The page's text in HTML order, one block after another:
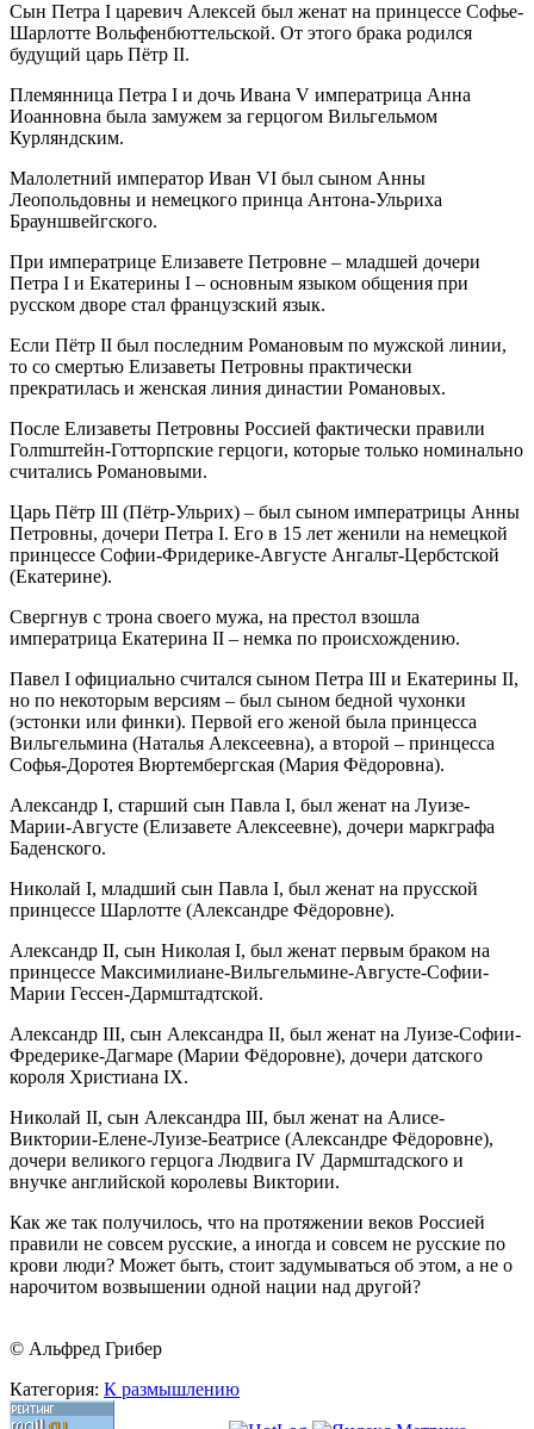
Сын Петра I царевич Алексей был женат на принцессе Софье-
Шарлотте Вольфенбюттельской. От этого брака родился
будущий царь Пётр II.
Племянница Петра I и дочь Ивана V императрица Анна
Иоанновна была замужем за герцогом Вильгельмом
Курляндским.
Малолетний император Иван VI был сыном Анны
Леопольдовны и немецкого принца Антона-Ульриха
Брауншвейгского.
При императрице Елизавете Петровне – младшей дочери
Петра I и Екатерины I – основным языком общения при
русском дворе стал французский язык.
Если Пётр II был последним Романовым по мужской линии,
то со смертью Елизаветы Петровны практически
прекратилась и женская линия династии Романовых.
После Елизаветы Петровны Россией фактически правили
Голmштейн-Готторпские герцоги, которые только номинально
считались Романовыми.
Царь Пётр III (Пётр-Ульрих) – был сыном императрицы Анны
Петровны, дочери Петра I. Его в 15 лет женили на немецкой
принцессе Софии-Фридерике-Августе Ангальт-Цербстской
(Екатерине).
Свергнув с трона своего мужа, на престол взошла
императрица Екатерина II – немка по происхождению.
Павел I официально считался сыном Петра III и Екатерины II,
но по некоторым версиям – был сыном бедной чухонки
(эстонки или финки). Первой его женой была принцесса
Вильгельмина (Наталья Алексеевна), а второй – принцесса
Софья-Доротея Вюртембергская (Мария Фёдоровна).
Александр I, старший сын Павла I, был женат на Луизе-
Марии-Августе (Елизавете Алексеевне), дочери маркграфа
Баденского.
Николай I, младший сын Павла I, был женат на прусской
принцессе Шарлотте (Александре Фёдоровне).
Александр II, сын Николая I, был женат первым браком на
принцессе Максимилиане-Вильгельмине-Августе-Софии-
Марии Гессен-Дармштадтской.
Александр III, сын Александра II, был женат на Луизе-Софии-
Фредерике-Дагмаре (Марии Фёдоровне), дочери датского
короля Христиана IX.
Николай II, сын Александра III, был женат на Алисе-
Виктории-Елене-Луизе-Беатрисе (Александре Фёдоровне),
дочери великого герцога Людвига IV Дармштадского и
внучке английской королевы Виктории.
Как же так получилось, что на протяжении веков Россией
правили не совсем русские, а иногда и совсем не русские по
крови люди? Может быть, стоит задумываться об этом, а не о
нарочитом возвышении одной нации над другой?
© Альфред Грибер
Категория: К размышлению